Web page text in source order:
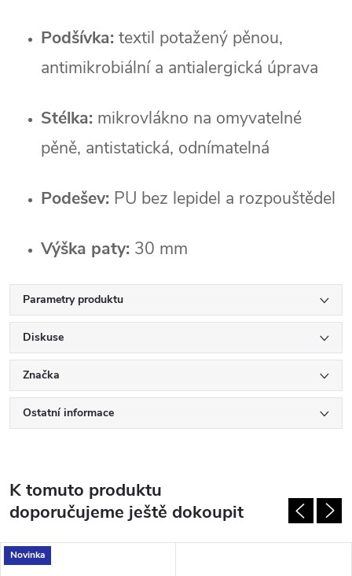
Podšívka: textil potažený pěnou,
antimikrobiální a antialergická úprava
Stélka: mikrovlákno na omyvatelné
pěně, antistatická, odnímatelná
Podešev: PU bez lepidel a rozpouštědel
Výška paty: 30 mm
Parametry produktu
Diskuse
Značka
Ostatní informace
K tomuto produktu
doporučujeme ještě dokoupit
Novinka